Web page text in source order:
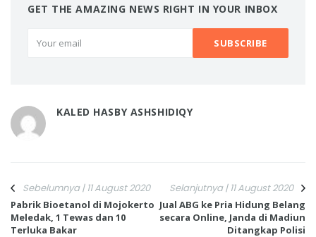
GET THE AMAZING NEWS RIGHT IN YOUR INBOX
KALED HASBY ASHSHIDIQY
Sebelumnya | 11 August 2020
Pabrik Bioetanol di Mojokerto
Meledak, 1 Tewas dan 10
Terluka Bakar
Selanjutnya | 11 August 2020
Jual ABG ke Pria Hidung Belang
secara Online, Janda di Madiun
Ditangkap Polisi